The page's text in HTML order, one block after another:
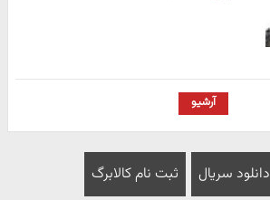
آرشیو
دانلود سریال ثبت نام کالابرگ